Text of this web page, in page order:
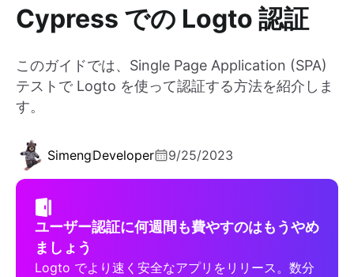
Cypress での Logto 認証
このガイドでは、Single Page Application (SPA)
テストで Logto を使って認証する方法を紹介しま
す。
SimengDeveloper 9/25/2023
ユーザー認証に何週間も費やすのはもうやめ
ましょう
Logto でより速く安全なアプリをリリース。数分